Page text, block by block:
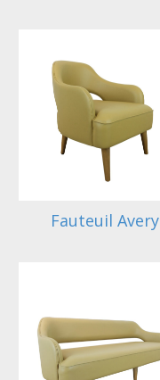
Fauteuil Avery